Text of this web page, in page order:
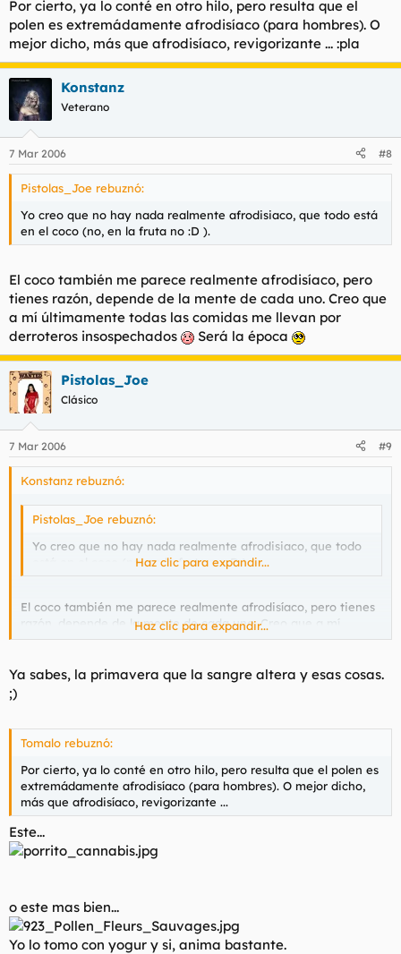
Por cierto, ya lo conté en otro hilo, pero resulta que el
polen es extremádamente afrodisíaco (para hombres). O
mejor dicho, más que afrodisíaco, revigorizante ... :pla
Konstanz
Veterano
7 Mar 2006 #8
Pistolas_Joe rebuznó:
Yo creo que no hay nada realmente afrodisiaco, que todo está
en el coco (no, en la fruta no :D ).
El coco también me parece realmente afrodisíaco, pero
tienes razón, depende de la mente de cada uno. Creo que
a mí últimamente todas las comidas me llevan por
derroteros insospechados
Será la época
Pistolas_Joe
Clásico
7 Mar 2006 #9
Konstanz rebuznó:
Pistolas_Joe rebuznó:
Yo creo que no hay nada realmente afrodisiaco, que todo
está en el coco (no, en la fruta no :D ).
Haz clic para expandir...
El coco también me parece realmente afrodisíaco, pero tienes
razón, depende de la mente de cada uno. Creo que a mí
últimamente todas las comidas me llevan por derroteros
Haz clic para expandir...
Ya sabes, la primavera que la sangre altera y esas cosas.
;)
Tomalo rebuznó:
Por cierto, ya lo conté en otro hilo, pero resulta que el polen es
extremádamente afrodisíaco (para hombres). O mejor dicho,
más que afrodisíaco, revigorizante ...
Este...
o este mas bien...
Yo lo tomo con yogur y si, anima bastante.